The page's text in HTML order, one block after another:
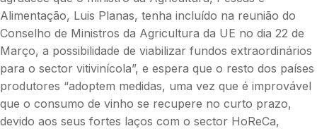
Alimentação, Luis Planas, tenha incluído na reunião do
Conselho de Ministros da Agricultura da UE no dia 22 de
Março, a possibilidade de viabilizar fundos extraordinários
para o sector vitivinícola”, e espera que o resto dos países
produtores “adoptem medidas, uma vez que é improvável
que o consumo de vinho se recupere no curto prazo,
devido aos seus fortes laços com o sector HoReCa,